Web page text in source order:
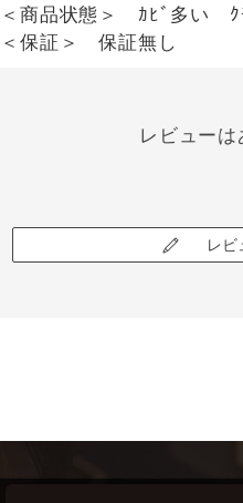
＜商品状態＞ ｶﾋﾞ多い ｸ
＜保証＞ 保証無し
レビューは
レビ